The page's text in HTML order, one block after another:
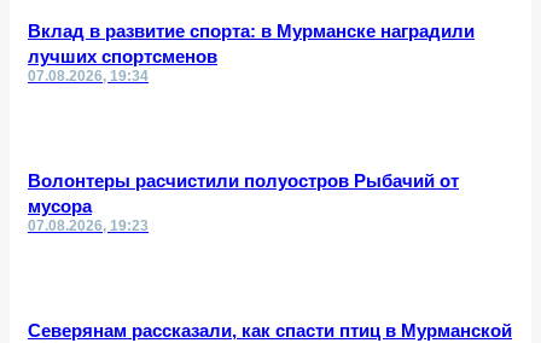
Вклад в развитие спорта: в Мурманске наградили
лучших спортсменов
07.08.2026, 19:34
Волонтеры расчистили полуостров Рыбачий от
мусора
07.08.2026, 19:23
Северянам рассказали, как спасти птиц в Мурманской